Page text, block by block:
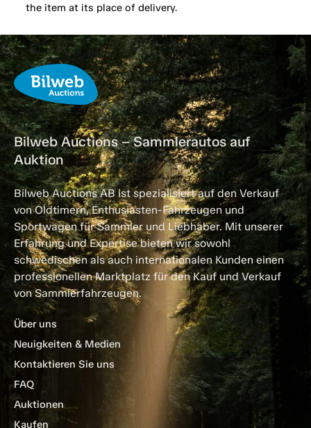
the item at its place of delivery.
Bilweb Auctions – Sammlerautos auf
Auktion
Bilweb Auctions AB ist spezialisiert auf den Verkauf
von Oldtimern, Enthusiasten-Fahrzeugen und
Sportwagen für Sammler und Liebhaber. Mit unserer
Erfahrung und Expertise bieten wir sowohl
schwedischen als auch internationalen Kunden einen
professionellen Marktplatz für den Kauf und Verkauf
von Sammlerfahrzeugen.
Über uns
Neuigkeiten & Medien
Kontaktieren Sie uns
FAQ
Auktionen
Kaufen